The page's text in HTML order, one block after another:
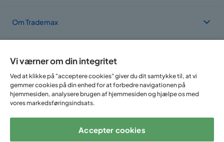
Om Trademax
Vi findes i flere forskellige lande
Vi værner om din integritet
Ved at klikke på "acceptere cookies" giver du dit samtykke til, at vi
gemmer cookies på din enhed for at forbedre navigationen på
hjemmesiden, analysere brugen af hjemmesiden og hjælpe os med
vores markedsføringsindsats.
Accepter cookies